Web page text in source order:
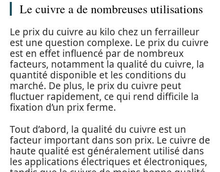
Le cuivre a de nombreuses utilisations
Le prix du cuivre au kilo chez un ferrailleur
est une question complexe. Le prix du cuivre
est en effet influencé par de nombreux
facteurs, notamment la qualité du cuivre, la
quantité disponible et les conditions du
marché. De plus, le prix du cuivre peut
fluctuer rapidement, ce qui rend difficile la
fixation d’un prix ferme.
Tout d’abord, la qualité du cuivre est un
facteur important dans son prix. Le cuivre de
haute qualité est généralement utilisé dans
les applications électriques et électroniques,